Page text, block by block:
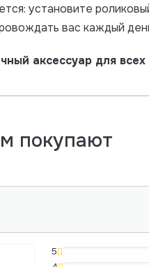
установите
вас каждый
аксессуар для
покупают
5